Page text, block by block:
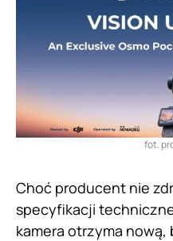
fot.
Choć producent nie
specyfikacji
kamera otrzyma nową,